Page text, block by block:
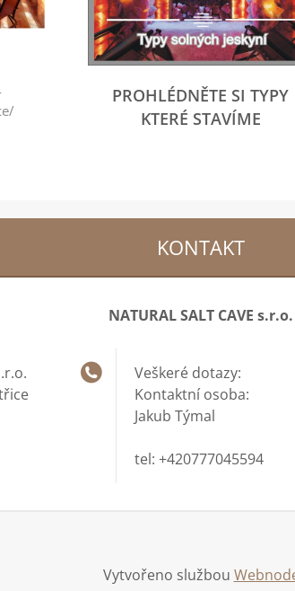
PROHLÉDNĚTE SI TYPY
KTERÉ STAVÍME
KONTAKT
NATURAL SALT CAVE s.r.o.
Veškeré dotazy:
Kontaktní osoba:
Jakub Týmal
tel: +420777045594
Vytvořeno službou